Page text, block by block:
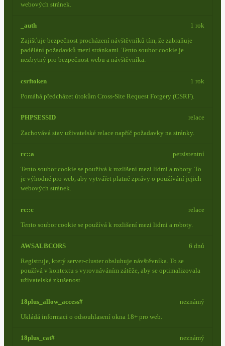
webových stránek.
_auth
Zajišťuje bezpečnost procházení návštěvníků tím, že zabraňuje
padělání požadavků mezi stránkami. Tento soubor cookie je
nezbytný pro bezpečnost webu a návštěvníka.
1 rok
csrftoken
Pomáhá předcházet útokům Cross-Site Request Forgery (CSRF).
1 rok
PHPSESSID
Zachovává stav uživatelské relace napříč požadavky na stránky.
relace
rc::a
Tento soubor cookie se používá k rozlišení mezi lidmi a roboty. To
je výhodné pro web, aby vytvářet platné zprávy o používání jejich
webových stránek.
persistentní
rc::c
Tento soubor cookie se používá k rozlišení mezi lidmi a roboty.
relace
AWSALBCORS
Registruje, který server-cluster obsluhuje návštěvníka. To se
používá v kontextu s vyrovnáváním zátěže, aby se optimalizovala
uživatelská zkušenost.
6 dnů
18plus_allow_access#
Ukládá informaci o odsouhlasení okna 18+ pro web.
neznámý
18plus_cat# neznámý